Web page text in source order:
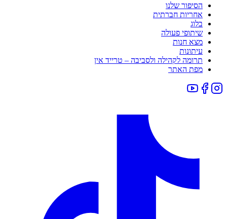
הסיפור שלנו
אחריות חברתית
בלוג
שיתופי פעולה
מצא חנות
עיתונות
תרומה לקהילה ולסביבה – טרייד אין
מפת האתר